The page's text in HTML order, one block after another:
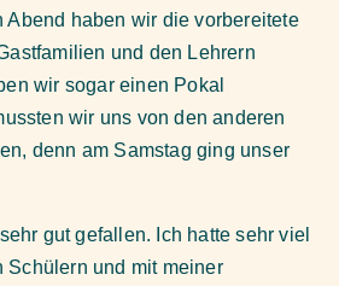
Abend haben wir die vorbereitete
und den Lehrern
wir sogar einen Pokal
wir uns von den anderen
denn am Samstag ging unser
gut gefallen. Ich hatte sehr viel
Schülern und mit meiner